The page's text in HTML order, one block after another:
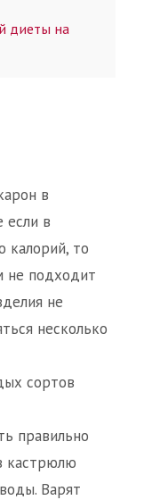
диеты на
в
если в
калорий, то
не подходит
не
несколько
сортов
правильно
кастрюлю
Варят